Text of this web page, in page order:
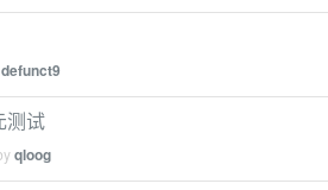
defunct9
测试
qloog